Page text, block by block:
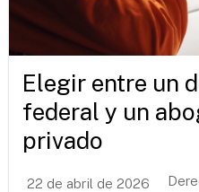
Elegir entre un
federal y un
privado
22 de abril de 2026